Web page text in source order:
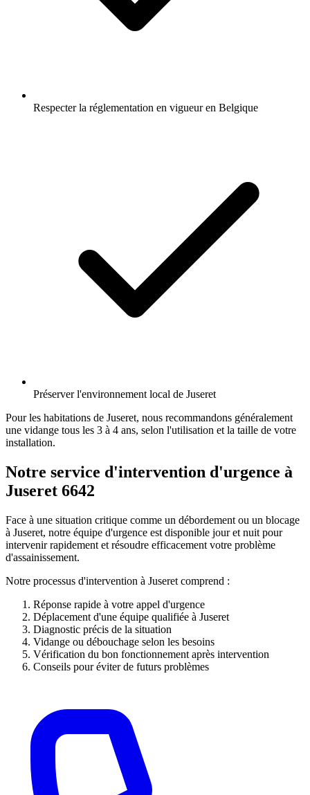
Respecter la réglementation en vigueur en Belgique
Préserver l'environnement local de Juseret
Pour les habitations de Juseret, nous recommandons généralement
une vidange tous les 3 à 4 ans, selon l'utilisation et la taille de votre
installation.
Notre service d'intervention d'urgence à
Juseret 6642
Face à une situation critique comme un débordement ou un blocage
à Juseret, notre équipe d'urgence est disponible jour et nuit pour
intervenir rapidement et résoudre efficacement votre problème
d'assainissement.
Notre processus d'intervention à Juseret comprend :
Réponse rapide à votre appel d'urgence
Déplacement d'une équipe qualifiée à Juseret
Diagnostic précis de la situation
Vidange ou débouchage selon les besoins
Vérification du bon fonctionnement après intervention
Conseils pour éviter de futurs problèmes